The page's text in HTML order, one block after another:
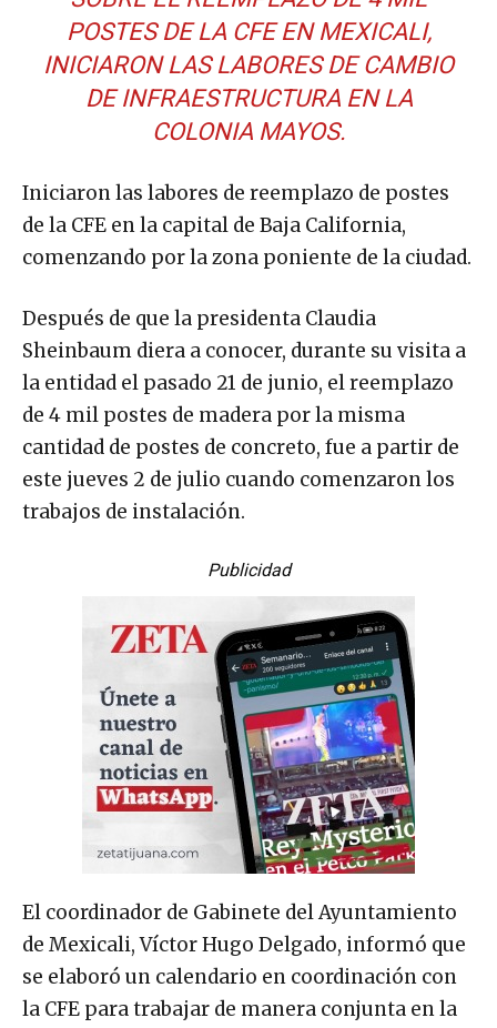
POSTES DE LA CFE EN MEXICALI,
INICIARON LAS LABORES DE CAMBIO
DE INFRAESTRUCTURA EN LA
COLONIA MAYOS.
Iniciaron las labores de reemplazo de postes
de la CFE en la capital de Baja California,
comenzando por la zona poniente de la ciudad.
Después de que la presidenta Claudia
Sheinbaum diera a conocer, durante su visita a
la entidad el pasado 21 de junio, el reemplazo
de 4 mil postes de madera por la misma
cantidad de postes de concreto, fue a partir de
este jueves 2 de julio cuando comenzaron los
trabajos de instalación.
Publicidad
El coordinador de Gabinete del Ayuntamiento
de Mexicali, Víctor Hugo Delgado, informó que
se elaboró un calendario en coordinación con
la CFE para trabajar de manera conjunta en la